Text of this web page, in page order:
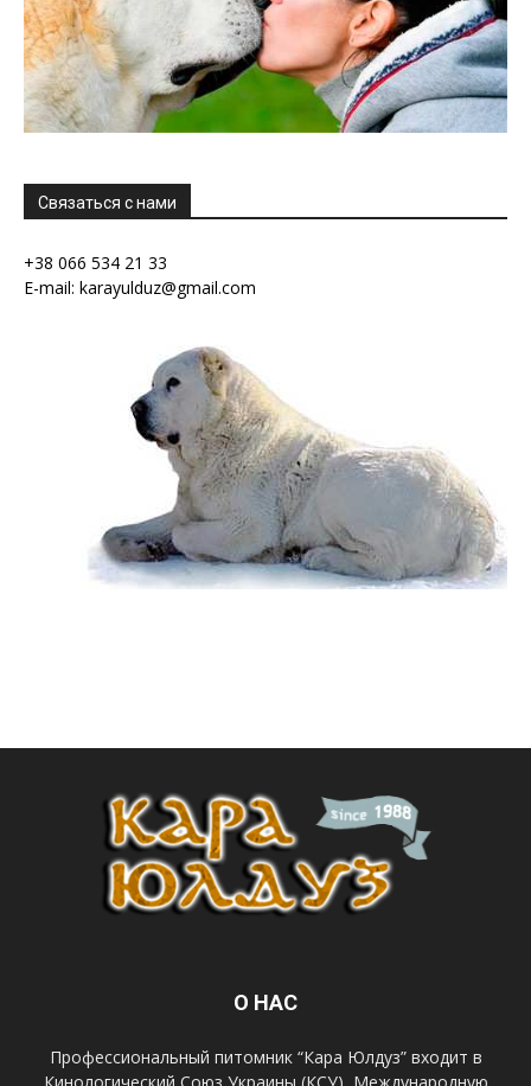
Связаться с нами
+38 066 534 21 33
E-mail: karayulduz@gmail.com
О НАС
Профессиональный питомник “Кара Юлдуз” входит в